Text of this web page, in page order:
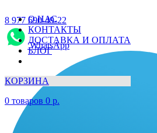
О НАС
КОНТАКТЫ
ДОСТАВКА И ОПЛАТА
БЛОГ
КОРЗИНА
0 товаров 0 р.
8 977 690-49-22
WhatsApp